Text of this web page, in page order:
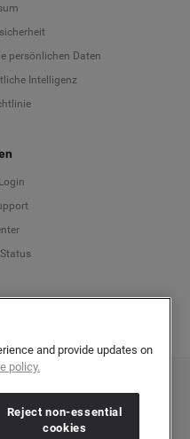
persönlichen Daten
Intelligenz
Deutsch
De-Saint-Exupéry-Straße 10,
Main
| Registernummer: HRB 138083 |
DE278408482
and provide updates on
policy.
Reject non-essential
cookies